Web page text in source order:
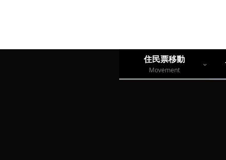
住民票移動
Movement